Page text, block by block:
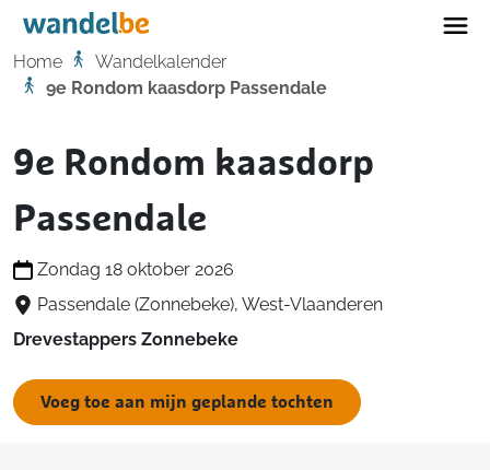
Home
Home
Wandelkalender
9e Rondom kaasdorp Passendale
9e Rondom kaasdorp
Passendale
Zondag 18 oktober 2026
Passendale (Zonnebeke), West-Vlaanderen
Drevestappers Zonnebeke
Voeg toe aan mijn geplande tochten